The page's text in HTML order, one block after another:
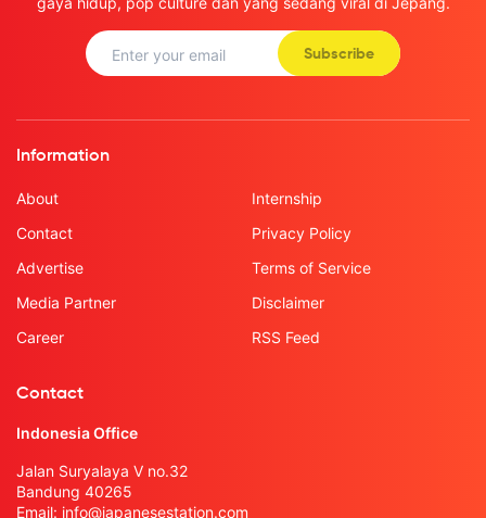
Subscribe
Information
About
Contact
Advertise
Media Partner
Career
Internship
Privacy Policy
Terms of Service
Disclaimer
RSS Feed
Contact
Indonesia Office
Jalan Suryalaya V no.32
Bandung 40265
Email: info@japanesestation.com